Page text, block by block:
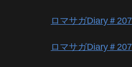
ロマサガDiary＃207
ロマサガDiary＃207